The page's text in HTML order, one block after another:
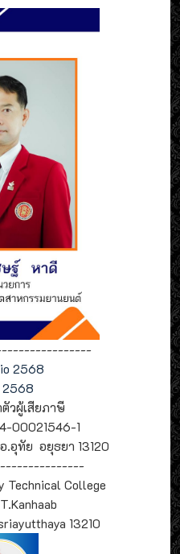
2568
2568
วผู้เสียภาษี
00021546-1
อุทัย อยุธยา 13120
Technical College
13210